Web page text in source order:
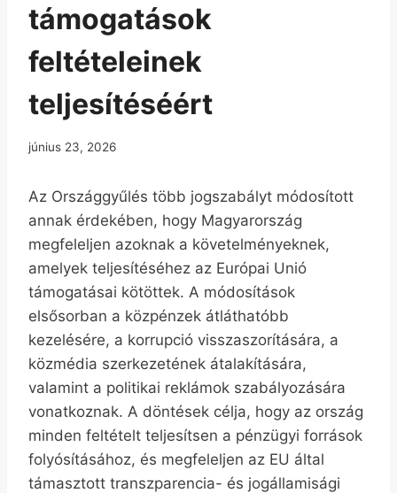
támogatások
feltételeinek
teljesítéséért
június 23, 2026
Az Országgyűlés több jogszabályt módosított
annak érdekében, hogy Magyarország
megfeleljen azoknak a követelményeknek,
amelyek teljesítéséhez az Európai Unió
támogatásai kötöttek. A módosítások
elsősorban a közpénzek átláthatóbb
kezelésére, a korrupció visszaszorítására, a
közmédia szerkezetének átalakítására,
valamint a politikai reklámok szabályozására
vonatkoznak. A döntések célja, hogy az ország
minden feltételt teljesítsen a pénzügyi források
folyósításához, és megfeleljen az EU által
támasztott transzparencia- és jogállamisági